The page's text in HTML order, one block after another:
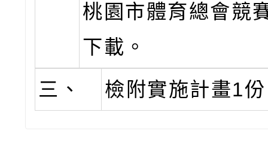
桃園市體育總會競
下載。
三、
檢附實施計畫1